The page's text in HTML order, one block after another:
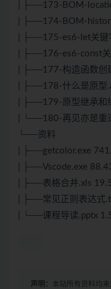
| ├──173-BOM-
| ├──174-BOM-
| ├──175-es6-let关键
| ├──176-es6-const
| ├──177-构造函数创
| ├──178-什么是原型
| ├──179-原型继承和
| └──180-再见亦是重
└──资料
| ├──getcolor.exe
| ├──Vscode.exe
| ├──表格合并.xls
| ├──常见正则表达式
| └──课程导读.pptx
声明： 本站所有资料均